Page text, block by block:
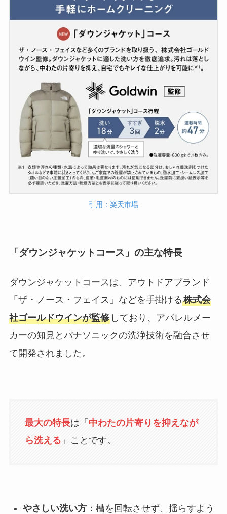
引用：楽天市場
「ダウンジャケットコース」の主な特長
ダウンジャケットコースは、アウトドアブランド
「ザ・ノース・フェイス」などを手掛ける株式会
社ゴールドウインが監修しており、アパレルメー
カーの知見とパナソニックの洗浄技術を融合させ
て開発されました。
最大の特長は「 中わたの片寄りを抑えなが
ら洗える 」ことです。
やさしい洗い方：槽を回転させず、揺らすよう